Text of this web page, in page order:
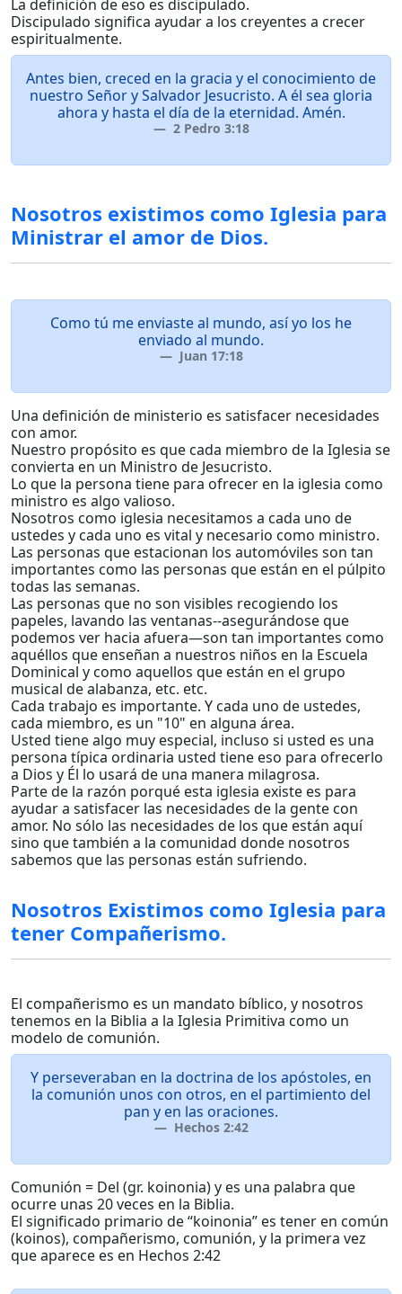
La definición de eso es discipulado.
Discipulado significa ayudar a los creyentes a crecer
espiritualmente.
Antes bien, creced en la gracia y el conocimiento de
nuestro Señor y Salvador Jesucristo. A él sea gloria
ahora y hasta el día de la eternidad. Amén.
2 Pedro 3:18
Nosotros existimos como Iglesia para
Ministrar el amor de Dios.
Como tú me enviaste al mundo, así yo los he
enviado al mundo.
Juan 17:18
Una definición de ministerio es satisfacer necesidades
con amor.
Nuestro propósito es que cada miembro de la Iglesia se
convierta en un Ministro de Jesucristo.
Lo que la persona tiene para ofrecer en la iglesia como
ministro es algo valioso.
Nosotros como iglesia necesitamos a cada uno de
ustedes y cada uno es vital y necesario como ministro.
Las personas que estacionan los automóviles son tan
importantes como las personas que están en el púlpito
todas las semanas.
Las personas que no son visibles recogiendo los
papeles, lavando las ventanas--asegurándose que
podemos ver hacia afuera—son tan importantes como
aquéllos que enseñan a nuestros niños en la Escuela
Dominical y como aquellos que están en el grupo
musical de alabanza, etc. etc.
Cada trabajo es importante. Y cada uno de ustedes,
cada miembro, es un "10" en alguna área.
Usted tiene algo muy especial, incluso si usted es una
persona típica ordinaria usted tiene eso para ofrecerlo
a Dios y Él lo usará de una manera milagrosa.
Parte de la razón porqué esta iglesia existe es para
ayudar a satisfacer las necesidades de la gente con
amor. No sólo las necesidades de los que están aquí
sino que también a la comunidad donde nosotros
sabemos que las personas están sufriendo.
Nosotros Existimos como Iglesia para
tener Compañerismo.
El compañerismo es un mandato bíblico, y nosotros
tenemos en la Biblia a la Iglesia Primitiva como un
modelo de comunión.
Y perseveraban en la doctrina de los apóstoles, en
la comunión unos con otros, en el partimiento del
pan y en las oraciones.
Hechos 2:42
Comunión = Del (gr. koinonia) y es una palabra que
ocurre unas 20 veces en la Biblia.
El significado primario de “koinonia” es tener en común
(koinos), compañerismo, comunión, y la primera vez
que aparece es en Hechos 2:42